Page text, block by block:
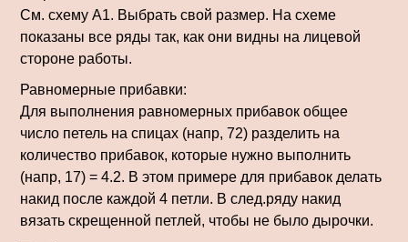
См. схему А1. Выбрать свой размер. На схеме
показаны все ряды так, как они видны на лицевой
стороне работы.
Равномерные прибавки:
Для выполнения равномерных прибавок общее
число петель на спицах (напр, 72) разделить на
количество прибавок, которые нужно выполнить
(напр, 17) = 4.2. В этом примере для прибавок делать
накид после каждой 4 петли. В след.ряду накид
вязать скрещенной петлей, чтобы не было дырочки.